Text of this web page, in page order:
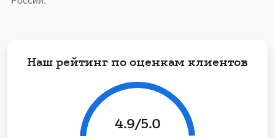
Наш рейтинг по оценкам клиентов
4.9/5.0